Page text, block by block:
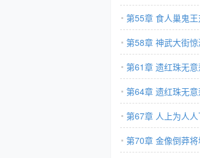
第55章 食人巢鬼
第58章 神武大街
第61章 遗红珠无
第64章 遗红珠无
第67章 人上为人
第70章 金像倒莽